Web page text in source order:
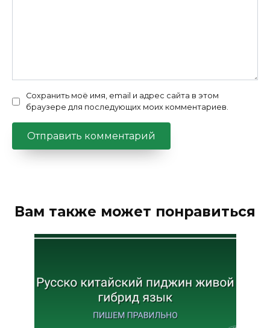
Сохранить моё имя, email и адрес сайта в этом
браузере для последующих моих комментариев.
Вам также может понравиться